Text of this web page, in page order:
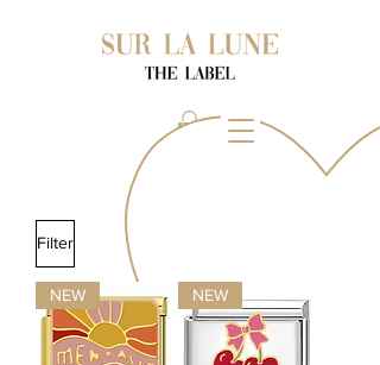
Filter
NEW NEW